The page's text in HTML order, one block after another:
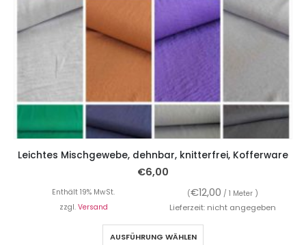
Leichtes Mischgewebe, dehnbar, knitterfrei, Kofferware
€6,00
Enthält 19% MwSt. (€12,00 / 1 Meter )
zzgl. Versand Lieferzeit: nicht angegeben
AUSFÜHRUNG WÄHLEN